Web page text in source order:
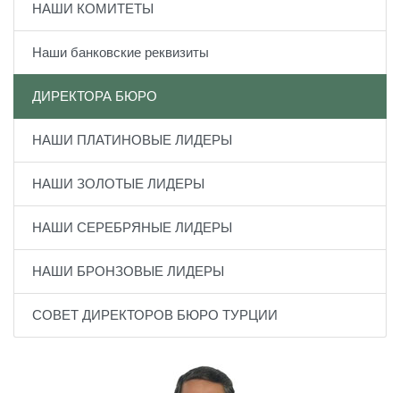
НАШИ КОМИТЕТЫ
Наши банковские реквизиты
ДИРЕКТОРА БЮРО
НАШИ ПЛАТИНОВЫЕ ЛИДЕРЫ
НАШИ ЗОЛОТЫЕ ЛИДЕРЫ
НАШИ СЕРЕБРЯНЫЕ ЛИДЕРЫ
НАШИ БРОНЗОВЫЕ ЛИДЕРЫ
СОВЕТ ДИРЕКТОРОВ БЮРО ТУРЦИИ